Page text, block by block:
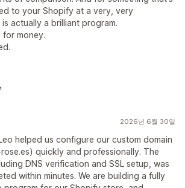
to your Shopify at a very, very
actually a brilliant program.
for money.
2026년 6월 30일
helped us configure our custom domain
quickly and professionally. The
DNS verification and SSL setup, was
within minutes. We are building a fully